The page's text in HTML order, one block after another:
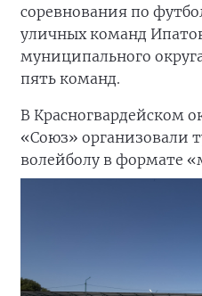
соревнования по
уличных команд
муниципального
пять команд.
В Красногвардейском
«Союз» организовали
волейболу в формате